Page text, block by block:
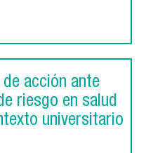
acción ante
riesgo en salud
universitario